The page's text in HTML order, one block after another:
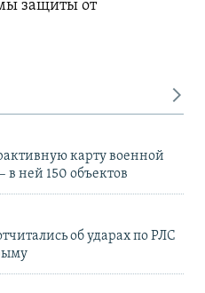
защиты от
карту военной
в ней 150 объектов
об ударах по РЛС